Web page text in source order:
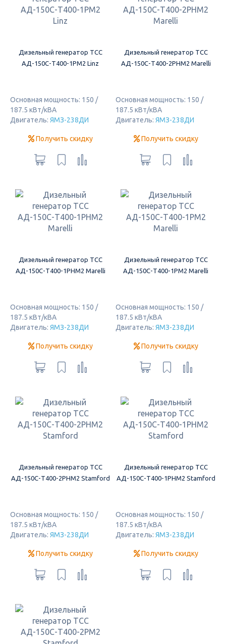
Дизельный генератор ТСС
АД-150С-Т400-1РМ2 Linz
Основная мощность: 150 /
187.5 кВт/кВА
Двигатель: ЯМЗ-238ДИ
Получить скидку
Дизельный генератор ТСС
АД-150С-Т400-2РНМ2 Marelli
Основная мощность: 150 /
187.5 кВт/кВА
Двигатель: ЯМЗ-238ДИ
Получить скидку
Дизельный генератор ТСС
АД-150С-Т400-1РНМ2 Marelli
Основная мощность: 150 /
187.5 кВт/кВА
Двигатель: ЯМЗ-238ДИ
Получить скидку
Дизельный генератор ТСС
АД-150С-Т400-1РМ2 Marelli
Основная мощность: 150 /
187.5 кВт/кВА
Двигатель: ЯМЗ-238ДИ
Получить скидку
Дизельный генератор ТСС
АД-150С-Т400-2РНМ2 Stamford
Основная мощность: 150 /
187.5 кВт/кВА
Двигатель: ЯМЗ-238ДИ
Получить скидку
Дизельный генератор ТСС
АД-150С-Т400-1РНМ2 Stamford
Основная мощность: 150 /
187.5 кВт/кВА
Двигатель: ЯМЗ-238ДИ
Получить скидку